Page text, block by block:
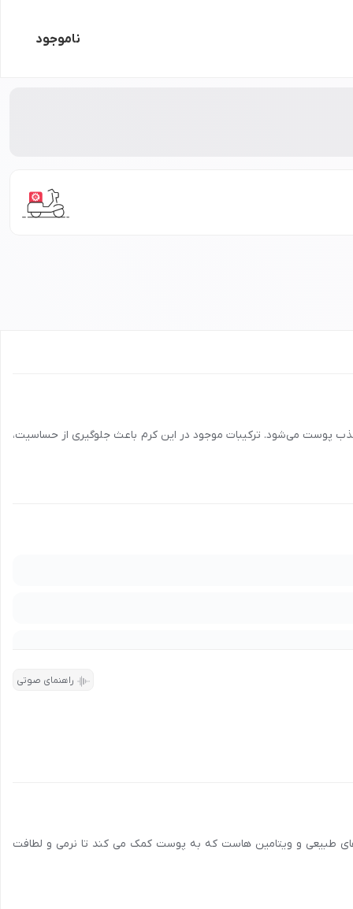
ناموجود
دارای بافتی سبک است و به سرعت جذب پوست می‌شود. ترکیبات موجود در این کرم باعث جلوگیری از حساسیت،
راهنمای صوتی
طبیعی و ویتامین هاست که به پوست کمک می کند تا نرمی و لطافت